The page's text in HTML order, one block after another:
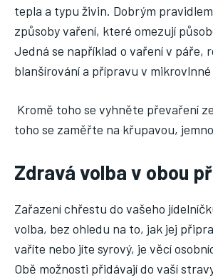
tepla a typu živin. Dobrým
způsoby vaření, které omezují
Jedná se například o vaření v páře,
blanšírování a přípravu v
Kromě toho se vyhněte převaření
toho se zaměřte na křupavou,
Zdravá volba v obou
Zařazení chřestu do vašeho
volba, bez ohledu na to, jak jej
vaříte nebo jíte syrový, je věcí
Obě možnosti přidávají do vaší